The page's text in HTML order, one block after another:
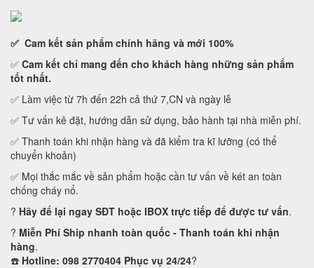
✅ Cam kết sản phẩm chính hãng và mới 100%
✅ Cam kết chỉ mang đến cho khách hàng những sản phẩm
tốt nhất.
✅ Làm việc từ 7h đến 22h cả thứ 7,CN và ngày lễ
✅ Tư vấn kê đặt, hướng dẫn sử dụng, bảo hành tại nhà miễn phí.
✅ Thanh toán khi nhận hàng và đã kiểm tra kĩ lưỡng (có thể
chuyển khoản)
✅ Mọi thắc mắc về sản phẩm hoặc cần tư vấn về két an toàn
chống cháy nổ.
? Hãy để lại ngay SĐT hoặc IBOX trực tiếp để được tư vấn.
? Miễn Phí Ship nhanh toàn quốc - Thanh toán khi nhận
hàng.
☎️ Hotline: 098 2770404 Phục vụ 24/24?